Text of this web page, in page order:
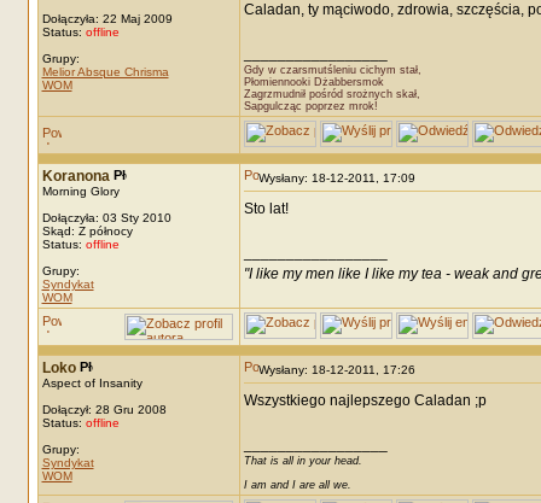
Dołączyła: 22 Maj 2009
Status: offline
Grupy:
Melior Absque Chrisma
WOM
Caladan, ty mąciwodo, zdrowia, szczęścia,
Gdy w czarsmutśleniu cichym stał,
Płomiennooki Dżabbersmok
Zagrzmudnił pośród srożnych skał,
Sapgulcząc poprzez mrok!
Koranona
Morning Glory
Dołączyła: 03 Sty 2010
Skąd: Z północy
Status: offline
Grupy:
Syndykat
WOM
Wysłany: 18-12-2011, 17:09
Sto lat!
"I like my men like I like my tea - weak and
Loko
Aspect of Insanity
Dołączył: 28 Gru 2008
Status: offline
Grupy:
Syndykat
WOM
Wysłany: 18-12-2011, 17:26
Wszystkiego najlepszego Caladan ;p
That is all in your head.
I am and I are all we.